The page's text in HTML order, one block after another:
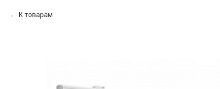
К товарам